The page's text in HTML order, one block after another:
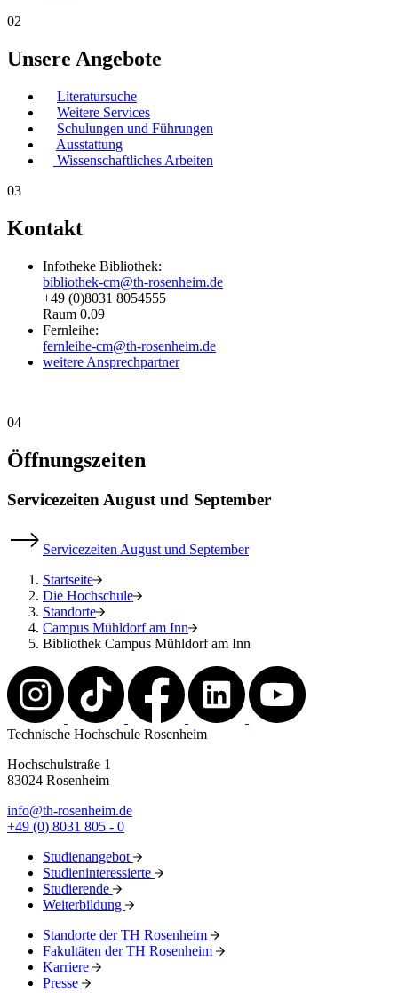
02
Unsere Angebote
Literatursuche
Weitere Services
Schulungen und Führungen
Ausstattung
Wissenschaftliches Arbeiten
03
Kontakt
Infotheke Bibliothek:
bibliothek-cm@th-rosenheim.de
+49 (0)8031 8054555
Raum 0.09
Fernleihe:
fernleihe-cm@th-rosenheim.de
weitere Ansprechpartner
04
Öffnungszeiten
Servicezeiten August und September
Servicezeiten August und September
Startseite
Die Hochschule
Standorte
Campus Mühldorf am Inn
Bibliothek Campus Mühldorf am Inn
Technische Hochschule Rosenheim
Hochschulstraße 1
83024 Rosenheim
info@th-rosenheim.de
+49 (0) 8031 805 - 0
Studienangebot
Studieninteressierte
Studierende
Weiterbildung
Standorte der TH Rosenheim
Fakultäten der TH Rosenheim
Karriere
Presse